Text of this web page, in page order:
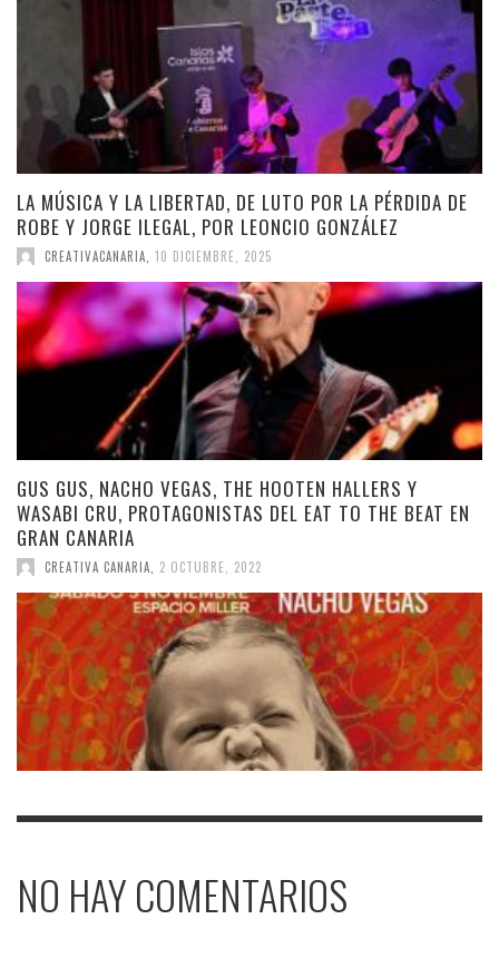
LA MÚSICA Y LA LIBERTAD, DE LUTO POR LA PÉRDIDA DE
ROBE Y JORGE ILEGAL, POR LEONCIO GONZÁLEZ
CREATIVACANARIA 10 DICIEMBRE, 2025
GUS GUS, NACHO VEGAS, THE HOOTEN HALLERS Y
WASABI CRU, PROTAGONISTAS DEL EAT TO THE BEAT EN
GRAN CANARIA
CREATIVA CANARIA 2 OCTUBRE, 2022
NO HAY COMENTARIOS